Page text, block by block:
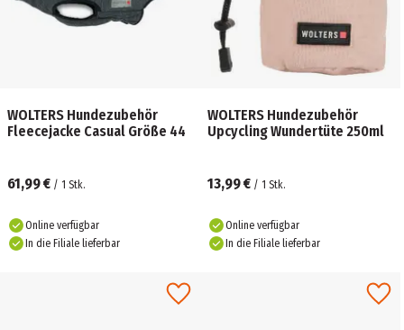
WOLTERS Hundezubehör
Fleecejacke Casual Größe 44
61,99 € / 1 Stk.
Online verfügbar
In die Filiale lieferbar
WOLTERS Hundezubehör
Upcycling Wundertüte 250ml
13,99 € / 1 Stk.
Online verfügbar
In die Filiale lieferbar